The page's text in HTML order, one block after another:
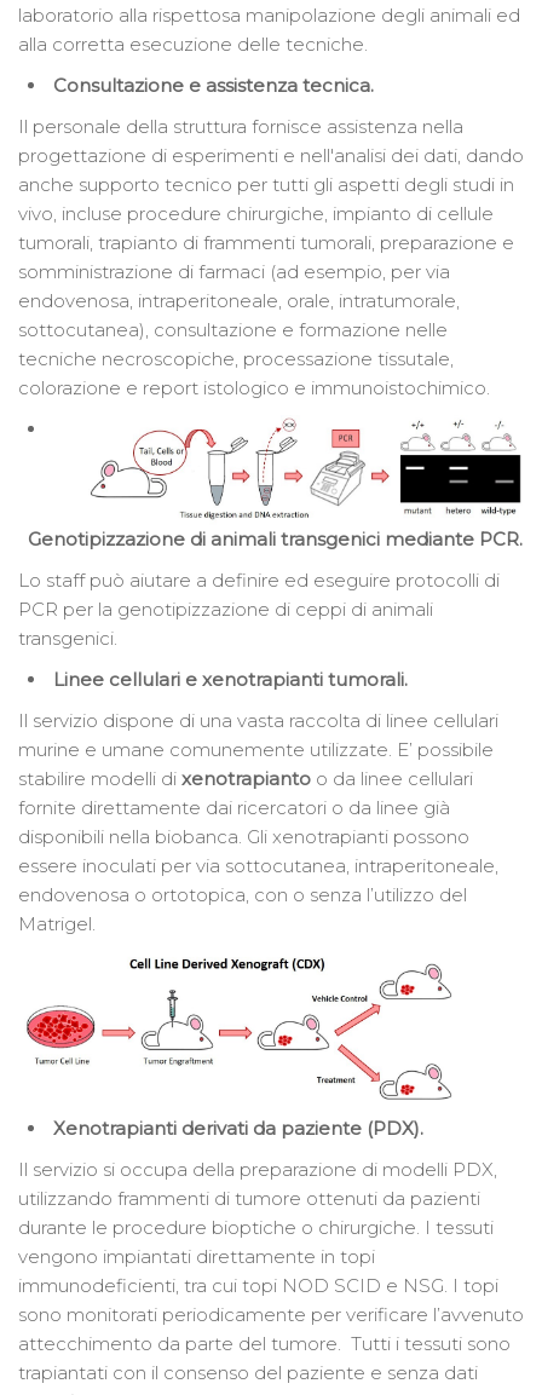
laboratorio alla rispettosa manipolazione degli animali ed
alla corretta esecuzione delle tecniche.
Consultazione e assistenza tecnica.
Il personale della struttura fornisce assistenza nella
progettazione di esperimenti e nell'analisi dei dati, dando
anche supporto tecnico per tutti gli aspetti degli studi in
vivo, incluse procedure chirurgiche, impianto di cellule
tumorali, trapianto di frammenti tumorali, preparazione e
somministrazione di farmaci (ad esempio, per via
endovenosa, intraperitoneale, orale, intratumorale,
sottocutanea), consultazione e formazione nelle
tecniche necroscopiche, processazione tissutale,
colorazione e report istologico e immunoistochimico.
Genotipizzazione di animali transgenici mediante PCR.
Lo staff può aiutare a definire ed eseguire protocolli di
PCR per la genotipizzazione di ceppi di animali
transgenici.
Linee cellulari e xenotrapianti tumorali.
Il servizio dispone di una vasta raccolta di linee cellulari
murine e umane comunemente utilizzate. E’ possibile
stabilire modelli di xenotrapianto o da linee cellulari
fornite direttamente dai ricercatori o da linee già
disponibili nella biobanca. Gli xenotrapianti possono
essere inoculati per via sottocutanea, intraperitoneale,
endovenosa o ortotopica, con o senza l’utilizzo del
Matrigel.
Xenotrapianti derivati da paziente (PDX).
Il servizio si occupa della preparazione di modelli PDX,
utilizzando frammenti di tumore ottenuti da pazienti
durante le procedure bioptiche o chirurgiche. I tessuti
vengono impiantati direttamente in topi
immunodeficienti, tra cui topi NOD SCID e NSG. I topi
sono monitorati periodicamente per verificare l’avvenuto
attecchimento da parte del tumore. Tutti i tessuti sono
trapiantati con il consenso del paziente e senza dati